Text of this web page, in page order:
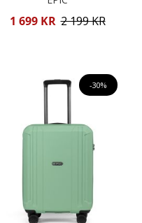
Reducerat
1 699 KR 2 199 KR
-30%